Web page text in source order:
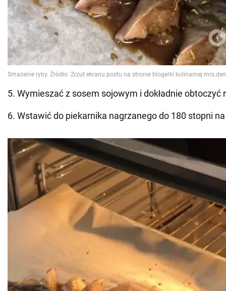
5. Wymieszać z sosem sojowym i dokładnie obtoczyć
6. Wstawić do piekarnika nagrzanego do 180 stopni